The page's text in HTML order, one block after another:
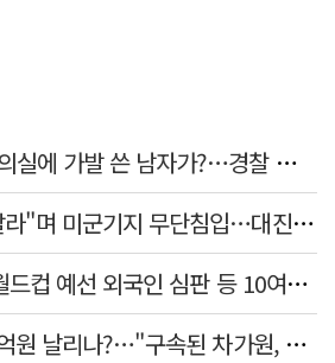
케리비안 베이 女탈의실에 가발 쓴 남자가?…경찰 추적 중
"호남반도체 방해 말라"며 미군기지 무단침입…대진연 회원 3명 '구속'
축구협회, 15년 전 월드컵 예선 외국인 심판 등 10여명에 '성 접대'
이승기, 전세금 105억원 날리나?…"구속된 차가원, 형사 범죄 영역"